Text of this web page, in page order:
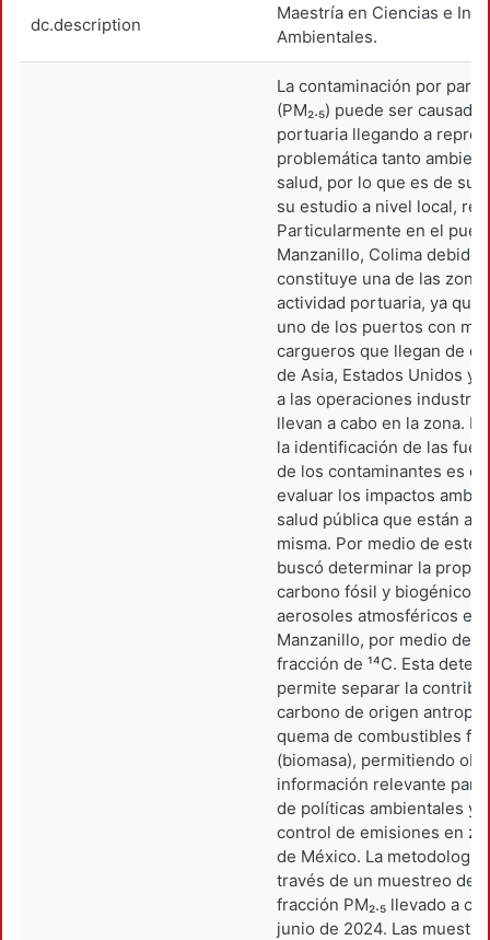
dc.description
Maestría en Ciencias e
Ambientales.
La contaminación por
(PM₂.₅) puede ser
portuaria llegando a
problemática tanto
salud, por lo que es de
su estudio a nivel local,
Particularmente en el
Manzanillo, Colima debido
constituye una de las
actividad portuaria, ya que
uno de los puertos con
cargueros que llegan de
de Asia, Estados Unidos y
a las operaciones
llevan a cabo en la zona.
la identificación de las
de los contaminantes es
evaluar los impactos
salud pública que están
misma. Por medio de este
buscó determinar la
carbono fósil y biogénico
aerosoles atmosféricos en
Manzanillo, por medio de
fracción de ¹⁴C. Esta
permite separar la
carbono de origen
quema de combustibles
(biomasa), permitiendo
información relevante
de políticas ambientales y
control de emisiones en
de México. La metodología
través de un muestreo de
fracción PM₂.₅ llevado a
junio de 2024. Las